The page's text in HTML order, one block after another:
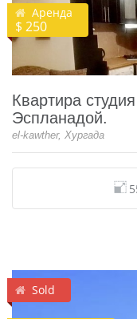
Аренда
$ 250
Квартира
Эспланадой.
el-kawther, Хургада
Sold